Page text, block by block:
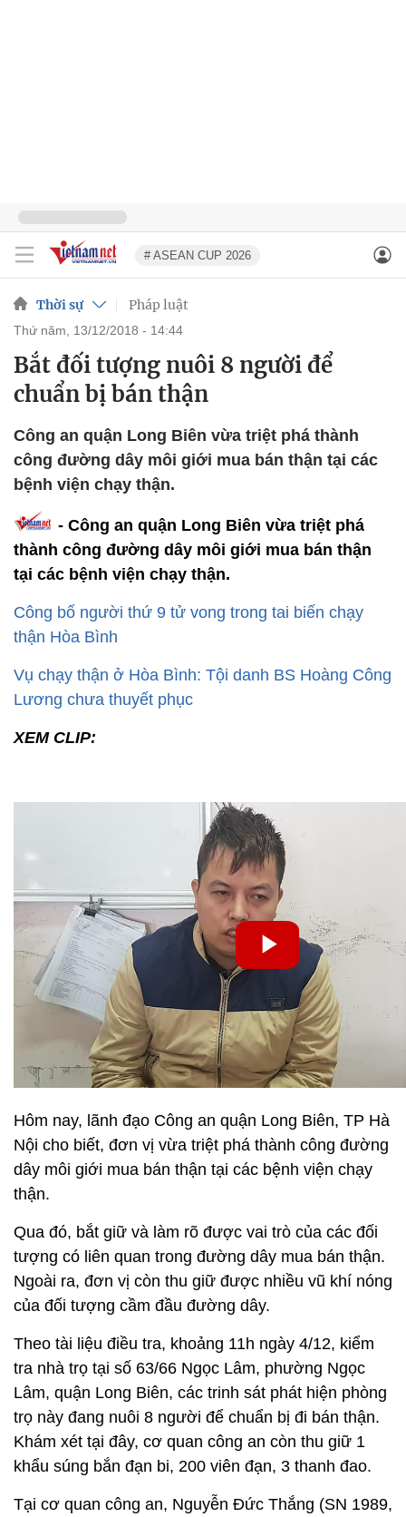
# ASEAN CUP 2026
Thời sự Pháp luật
thứ năm, 13/12/2018 - 14:44
Bắt đối tượng nuôi 8 người để
chuẩn bị bán thận
Công an quận Long Biên vừa triệt phá thành
công đường dây môi giới mua bán thận tại các
bệnh viện chạy thận.
- Công an quận Long Biên vừa triệt phá
thành công đường dây môi giới mua bán thận
tại các bệnh viện chạy thận.
Công bố người thứ 9 tử vong trong tai biến chạy
thận Hòa Bình
Vụ chạy thận ở Hòa Bình: Tội danh BS Hoàng Công
Lương chưa thuyết phục
XEM CLIP:
Hôm nay, lãnh đạo Công an quận Long Biên, TP Hà
Nội cho biết, đơn vị vừa triệt phá thành công đường
dây môi giới mua bán thận tại các bệnh viện chạy
thận.
Qua đó, bắt giữ và làm rõ được vai trò của các đối
tượng có liên quan trong đường dây mua bán thận.
Ngoài ra, đơn vị còn thu giữ được nhiều vũ khí nóng
của đối tượng cầm đầu đường dây.
Theo tài liệu điều tra, khoảng 11h ngày 4/12, kiểm
tra nhà trọ tại số 63/66 Ngọc Lâm, phường Ngọc
Lâm, quận Long Biên, các trinh sát phát hiện phòng
trọ này đang nuôi 8 người để chuẩn bị đi bán thận.
Khám xét tại đây, cơ quan công an còn thu giữ 1
khẩu súng bắn đạn bi, 200 viên đạn, 3 thanh đao.
Tại cơ quan công an, Nguyễn Đức Thắng (SN 1989,